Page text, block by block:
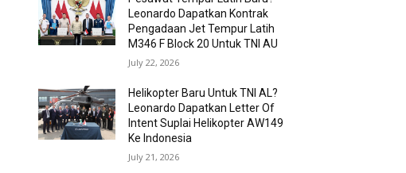
Leonardo Dapatkan Kontrak
Pengadaan Jet Tempur Latih
M346 F Block 20 Untuk TNI AU
July 22, 2026
Helikopter Baru Untuk TNI AL?
Leonardo Dapatkan Letter Of
Intent Suplai Helikopter AW149
Ke Indonesia
July 21, 2026